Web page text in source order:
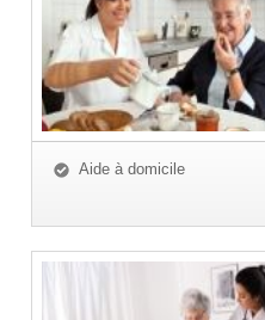
Aide à domicile